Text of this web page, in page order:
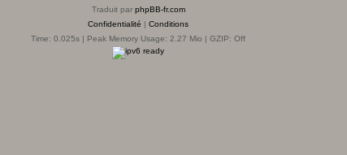
Traduit par phpBB-fr.com
Confidentialité | Conditions
Time: 0.025s | Peak Memory Usage: 2.27 Mio | GZIP: Off